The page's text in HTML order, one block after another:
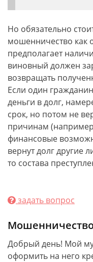
Но обязательно
мошенничество как
предполагает
виновный должен
возвращать
Если один
деньги в долг,
срок, но потом не
причинам
финансовые
вернут долг другие
то состава
задать вопрос
Добрый день! Мой
оформить на него